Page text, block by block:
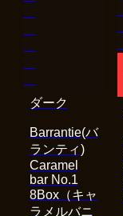
Barrantie(バ
ランティ)
Caramel
bar No.1
8Box（キャ
ラメルバニ
ダーク